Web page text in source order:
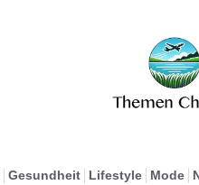
Gesundheit Lifestyle Mode